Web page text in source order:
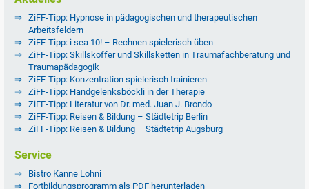
ZiFF-Tipp: Hypnose in pädagogischen und therapeutischen
Arbeitsfeldern
ZiFF-Tipp: i sea 10! – Rechnen spielerisch üben
ZiFF-Tipp: Skillskoffer und Skillsketten in Traumafachberatung und
Traumapädagogik
ZiFF-Tipp: Konzentration spielerisch trainieren
ZiFF-Tipp: Handgelenksböckli in der Therapie
ZiFF-Tipp: Literatur von Dr. med. Juan J. Brondo
ZiFF-Tipp: Reisen & Bildung – Städtetrip Berlin
ZiFF-Tipp: Reisen & Bildung – Städtetrip Augsburg
Service
Bistro Kanne Lohni
Fortbildungsprogramm als PDF herunterladen